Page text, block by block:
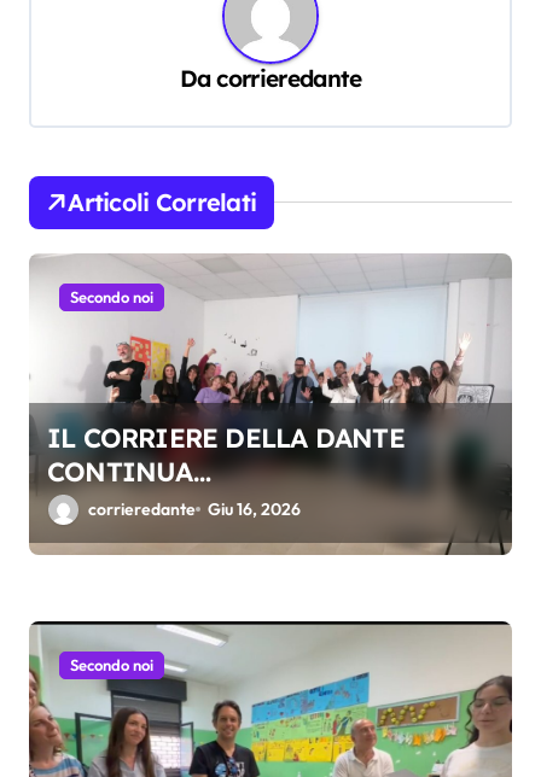
n
e
a
i
c
o
l
i
Dacorrieredante
Articoli Correlati
Secondo noi
IL CORRIERE DELLA DANTE
CONTINUA…
corrieredante Giu 16, 2026
Secondo noi